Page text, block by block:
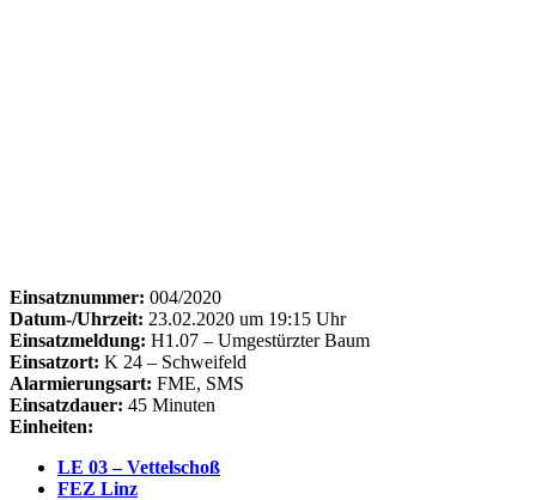
Einsatznummer: 004/2020
Datum-/Uhrzeit: 23.02.2020 um 19:15 Uhr
Einsatzmeldung: H1.07 – Umgestürzter Baum
Einsatzort: K 24 – Schweifeld
Alarmierungsart: FME, SMS
Einsatzdauer: 45 Minuten
Einheiten:
LE 03 – Vettelschoß
FEZ Linz